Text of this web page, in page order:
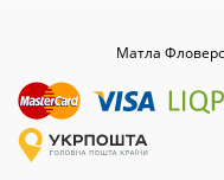
Матла